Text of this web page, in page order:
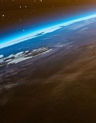
outre, la
transactions
distribution dans
En termes
centralisé sur
banquiers